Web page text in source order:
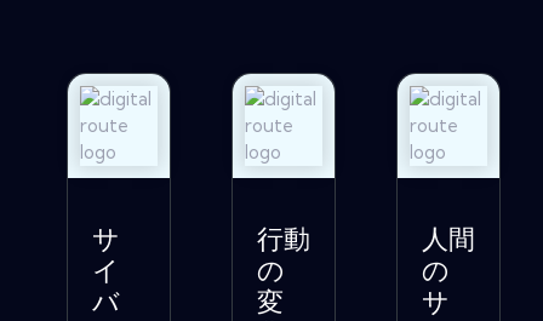
サ
イ
バ
行動
の
変
人間
の
サ